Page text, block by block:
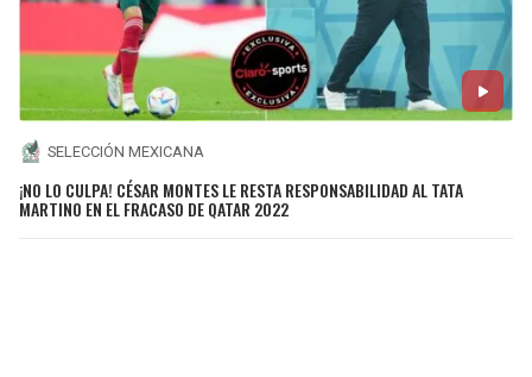
SELECCIÓN MEXICANA
¡NO LO CULPA! CÉSAR MONTES LE RESTA RESPONSABILIDAD AL TATA
MARTINO EN EL FRACASO DE QATAR 2022